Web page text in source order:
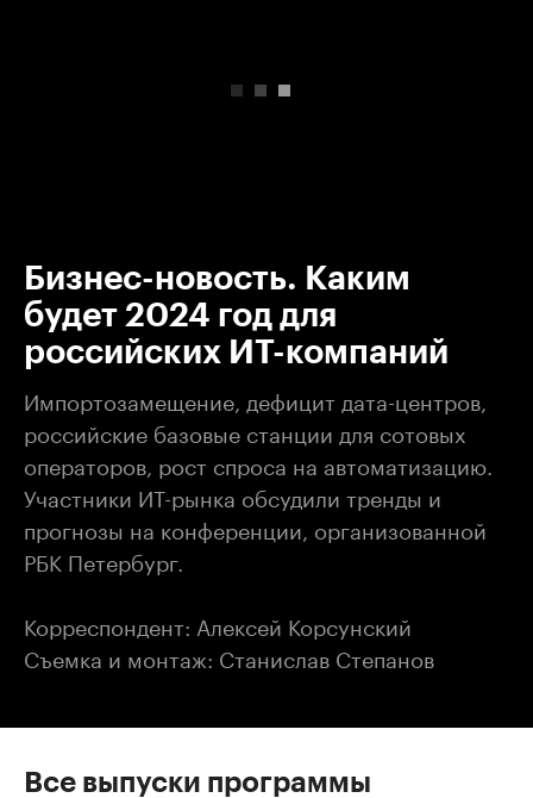
Бизнес-новость. Каким
будет 2024 год для
российских ИТ-компаний
Импортозамещение, дефицит дата-центров,
российские базовые станции для сотовых
операторов, рост спроса на автоматизацию.
Участники ИТ-рынка обсудили тренды и
прогнозы на конференции, организованной
РБК Петербург.
Корреспондент: Алексей Корсунский
Съемка и монтаж: Станислав Степанов
Все выпуски программы